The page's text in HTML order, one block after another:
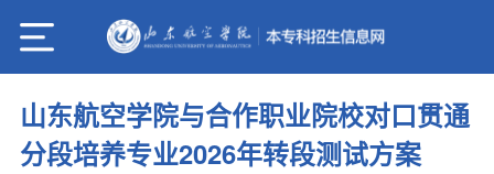
山东航空学院与合作职业院校对口贯通
分段培养专业2026年转段测试方案